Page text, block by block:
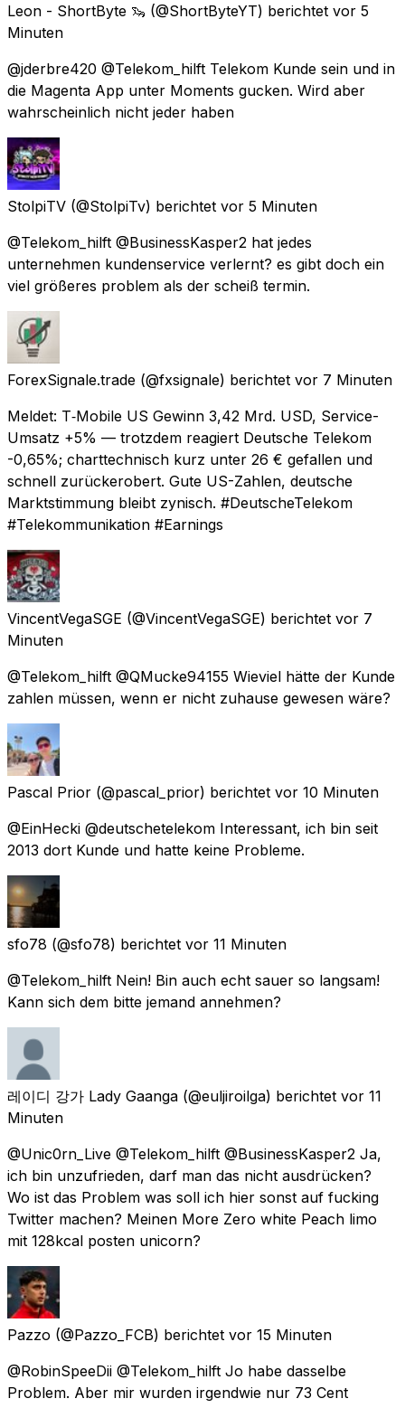
Leon - ShortByte 🦦 (@ShortByteYT) berichtet vor 5
Minuten
@jderbre420 @Telekom_hilft Telekom Kunde sein und in
die Magenta App unter Moments gucken. Wird aber
wahrscheinlich nicht jeder haben
StolpiTV (@StolpiTv) berichtet vor 5 Minuten
@Telekom_hilft @BusinessKasper2 hat jedes
unternehmen kundenservice verlernt? es gibt doch ein
viel größeres problem als der scheiß termin.
ForexSignale.trade (@fxsignale) berichtet vor 7 Minuten
Meldet: T‑Mobile US Gewinn 3,42 Mrd. USD, Service-
Umsatz +5% — trotzdem reagiert Deutsche Telekom
-0,65%; charttechnisch kurz unter 26 € gefallen und
schnell zurückerobert. Gute US-Zahlen, deutsche
Marktstimmung bleibt zynisch. #DeutscheTelekom
#Telekommunikation #Earnings
VincentVegaSGE (@VincentVegaSGE) berichtet vor 7
Minuten
@Telekom_hilft @QMucke94155 Wieviel hätte der Kunde
zahlen müssen, wenn er nicht zuhause gewesen wäre?
Pascal Prior (@pascal_prior) berichtet vor 10 Minuten
@EinHecki @deutschetelekom Interessant, ich bin seit
2013 dort Kunde und hatte keine Probleme.
sfo78 (@sfo78) berichtet vor 11 Minuten
@Telekom_hilft Nein! Bin auch echt sauer so langsam!
Kann sich dem bitte jemand annehmen?
레이디 강가 Lady Gaanga (@euljiroilga) berichtet vor 11
Minuten
@Unic0rn_Live @Telekom_hilft @BusinessKasper2 Ja,
ich bin unzufrieden, darf man das nicht ausdrücken?
Wo ist das Problem was soll ich hier sonst auf fucking
Twitter machen? Meinen More Zero white Peach limo
mit 128kcal posten unicorn?
Pazzo (@Pazzo_FCB) berichtet vor 15 Minuten
@RobinSpeeDii @Telekom_hilft Jo habe dasselbe
Problem. Aber mir wurden irgendwie nur 73 Cent